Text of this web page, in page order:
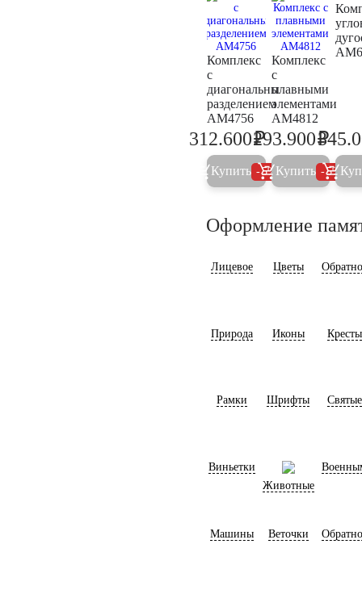
Комплекс
с
диагональны
разделением
AM4756
329.000
312.600₽
Купить 5%
Комплекс
с
плавными
элементами
AM4812
293.900₽
Купить 5%
Оформление
Лицевое Цветы
Природа Иконы Кресты
Рамки Шрифты Святые
Виньетки
Животные
Машины Веточки